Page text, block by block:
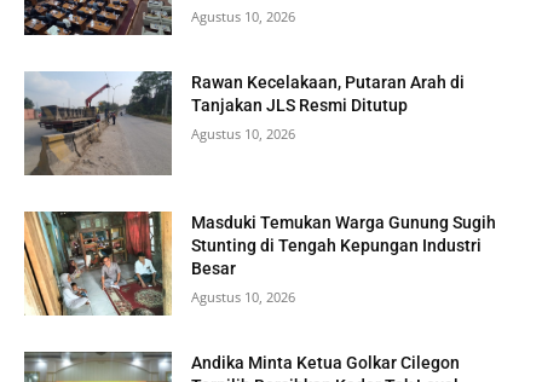
Agustus 10, 2026
Rawan Kecelakaan, Putaran Arah di
Tanjakan JLS Resmi Ditutup
Agustus 10, 2026
Masduki Temukan Warga Gunung Sugih
Stunting di Tengah Kepungan Industri
Besar
Agustus 10, 2026
Andika Minta Ketua Golkar Cilegon